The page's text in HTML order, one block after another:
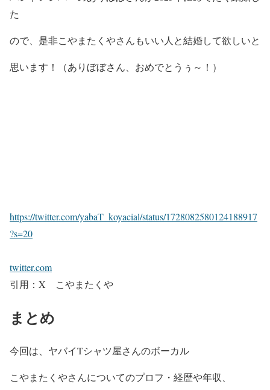
た
ので、是非こやまたくやさんもいい人と結婚して欲しいと
思います！（ありぼぼさん、おめでとうぅ～！）
https://twitter.com/yabaT_koyacial/status/1728082580124188917
?s=20
twitter.com
引用：X こやまたくや
まとめ
今回は、ヤバイTシャツ屋さんのボーカル
こやまたくやさんについてのプロフ・経歴や年収、